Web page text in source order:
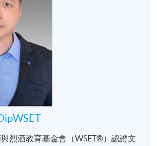
烈酒教育基金會（WSET®）認證文